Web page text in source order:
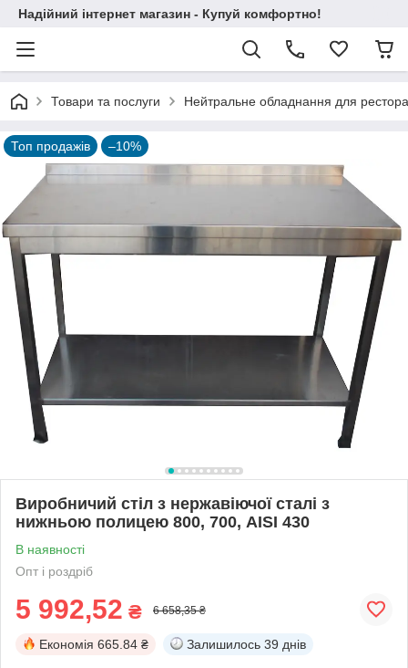
Надійний інтернет магазин - Купуй комфортно!
Товари та послуги Нейтральне обладнання для
Топ продажів –10%
Виробничий стіл з нержавіючої сталі з
нижньою полицею 800, 700, AISI 430
В наявності
Опт і роздріб
5 992,52 ₴ 6 658,35 ₴
Економія 665.84 ₴ Залишилось 39 днів